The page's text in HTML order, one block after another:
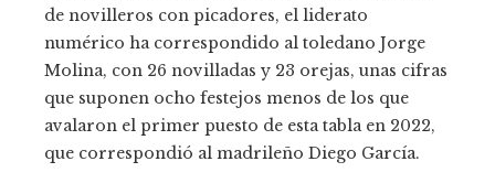
de novilleros con picadores, el liderato
numérico ha correspondido al toledano Jorge
Molina, con 26 novilladas y 23 orejas, unas cifras
que suponen ocho festejos menos de los que
avalaron el primer puesto de esta tabla en 2022,
que correspondió al madrileño Diego García.